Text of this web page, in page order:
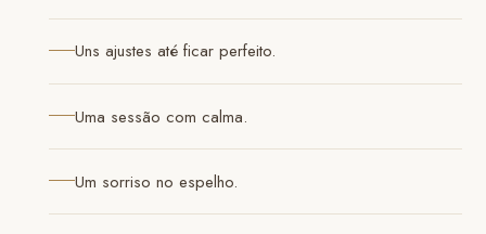
Uns ajustes até ficar perfeito.
Uma sessão com calma.
Um sorriso no espelho.